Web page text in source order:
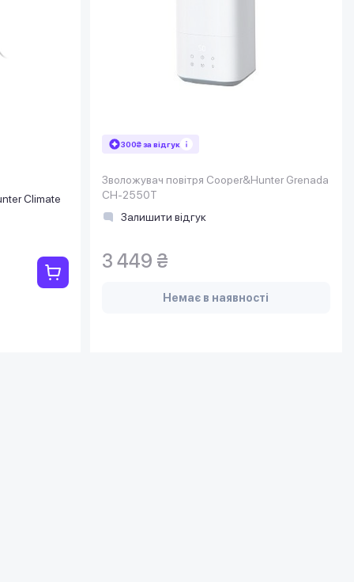
Climate
300₴ за відгук
Зволожувач повітря Cooper&Hunter Grenada
СH-2550T
Залишити відгук
3 449 ₴
Немає в наявності